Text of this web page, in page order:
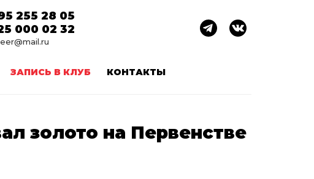
255 28 05
000 02 32
ЗАПИСЬ В КЛУБ КОНТАКТЫ
золото на Первенстве